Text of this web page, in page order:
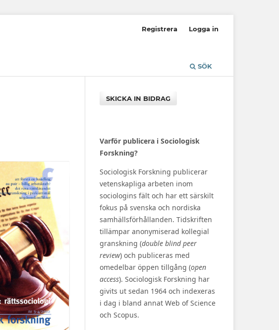
SÖK
Registrera Logga in
SKICKA IN BIDRAG
Varför publicera i Sociologisk
Forskning?
Sociologisk Forskning publicerar
vetenskapliga arbeten inom
sociologins fält och har ett särskilt
fokus på svenska och nordiska
samhällsförhållanden. Tidskriften
tillämpar anonymiserad kollegial
granskning (double blind peer
review) och publiceras med
omedelbar öppen tillgång (open
access). Sociologisk Forskning har
givits ut sedan 1964 och indexeras
i dag i bland annat Web of Science
och Scopus.